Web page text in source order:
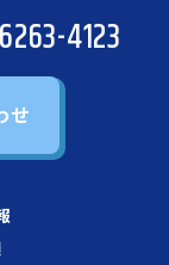
4123
せ